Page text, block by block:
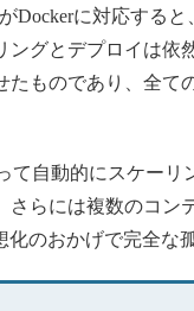
Dockerに対応する
ングとデプロイは依
たものであり、全て
て自動的にスケーリ
さらには複数のコン
のおかげで完全な